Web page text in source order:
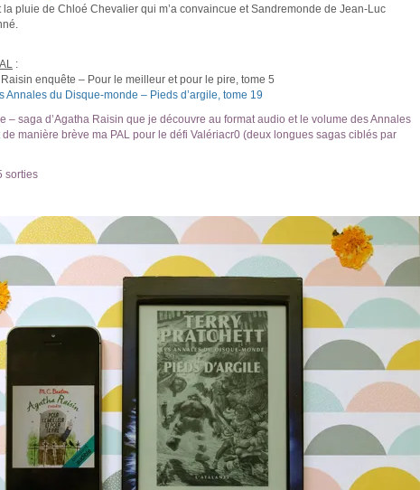
la pluie de Chloé Chevalier qui m’a convaincue et Sandremonde de Jean-Luc
:
enquête – Pour le meilleur et pour le pire, tome 5
Annales du Disque-monde – Pieds d’argile, tome 19
– saga d’Agatha Raisin que je découvre au format audio et le volume des Annales
manière brève ma PAL pour le défi Valériacr0 (deux longues sagas ciblés par
sorties